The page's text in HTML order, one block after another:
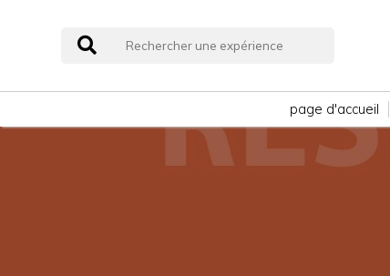
page d'accueil